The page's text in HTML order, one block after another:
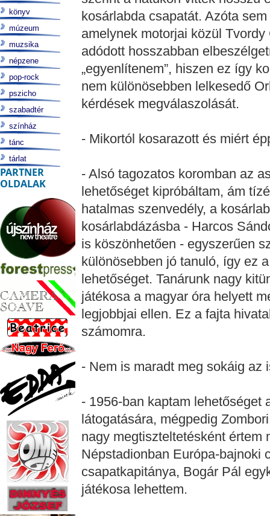
kosárlabda csapatát. Azóta
amelynek motorjai közül
adódott hosszabban
„egyenlítenem”, hiszen ez így
nem különösebben lelkesedő
kérdések megválaszolását.
- Mikortól kosarazott és miért
- Alsó tagozatos koromban az
lehetőséget kipróbáltam, ám
hatalmas szenvedély, a
kosárlabdázásba - Harcos
is köszönhetően - egyszerűen
különösebben jó tanuló, így ez
lehetőséget. Tanárunk nagy
játékosa a magyar óra helyett
legjobbjai ellen. Ez a fajta
számomra.
- Nem is maradt meg sokáig az
- 1956-ban kaptam lehetőséget
látogatására, mégpedig
nagy megtiszteltetésként értem
Népstadionban Európa-bajnoki
csapatkapitánya, Bogár Pál
játékosa lehettem.
könyv
múzeum
muzsika
népzene
pop-rock
pszicho
szabadtér
színház
tánc
tárlat
PARTNER
OLDALAK